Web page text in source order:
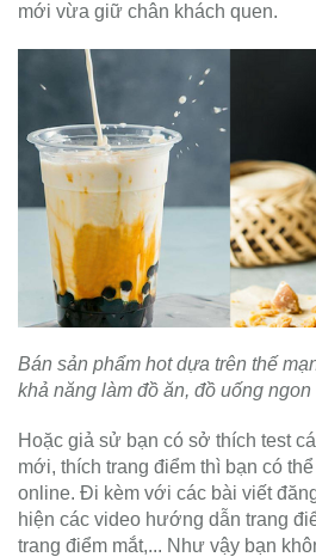
mới vừa giữ chân khách quen.
Bán sản phẩm hot dựa trên thế
khả năng làm đồ ăn, đồ uống ngon
Hoặc giả sử bạn có sở thích test
mới, thích trang điểm thì bạn có
online. Đi kèm với các bài viết
hiện các video hướng dẫn trang
trang điểm mắt,... Như vậy bạn